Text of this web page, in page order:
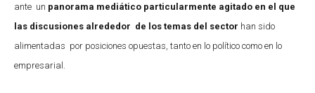
ante un panorama mediático particularmente agitado en el que
las discusiones alrededor de los temas del sector han sido
alimentadas por posiciones opuestas, tanto en lo político como en lo
empresarial.